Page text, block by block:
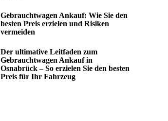
Gebrauchtwagen Ankauf: Wie Sie den
besten Preis erzielen und Risiken
vermeiden
Der ultimative Leitfaden zum
Gebrauchtwagen Ankauf in
Osnabrück – So erzielen Sie den besten
Preis für Ihr Fahrzeug